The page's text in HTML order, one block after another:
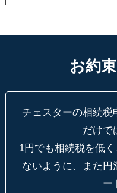
お約
チェスターの相続税
だけで
1円でも相続税を低
ないように、
また円
ー